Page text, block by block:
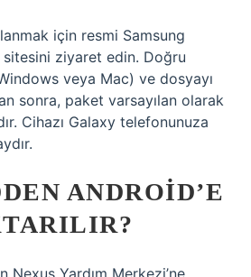
için resmi Samsung
ziyaret edin. Doğru
veya Mac) ve dosyayı
sonra, paket varsayılan olarak
Cihazı Galaxy telefonunuza
ANDROID’E
Nexus Yardım Merkezi’ne